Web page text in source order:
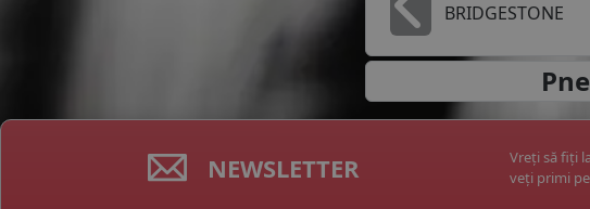
BRIDGESTONE
Inapoi
NEWSLETTER
Vreți să fiți
veți primi